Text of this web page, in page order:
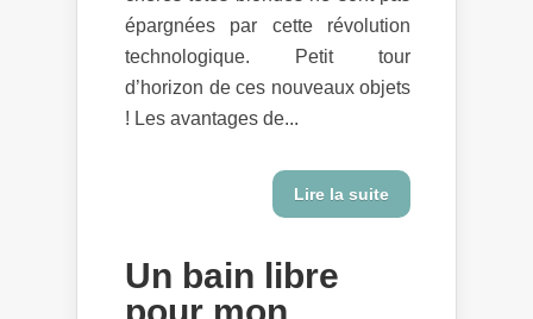
épargnées par cette révolution
technologique. Petit tour
d’horizon de ces nouveaux objets
! Les avantages de...
Lire la suite
Un bain libre
pour mon